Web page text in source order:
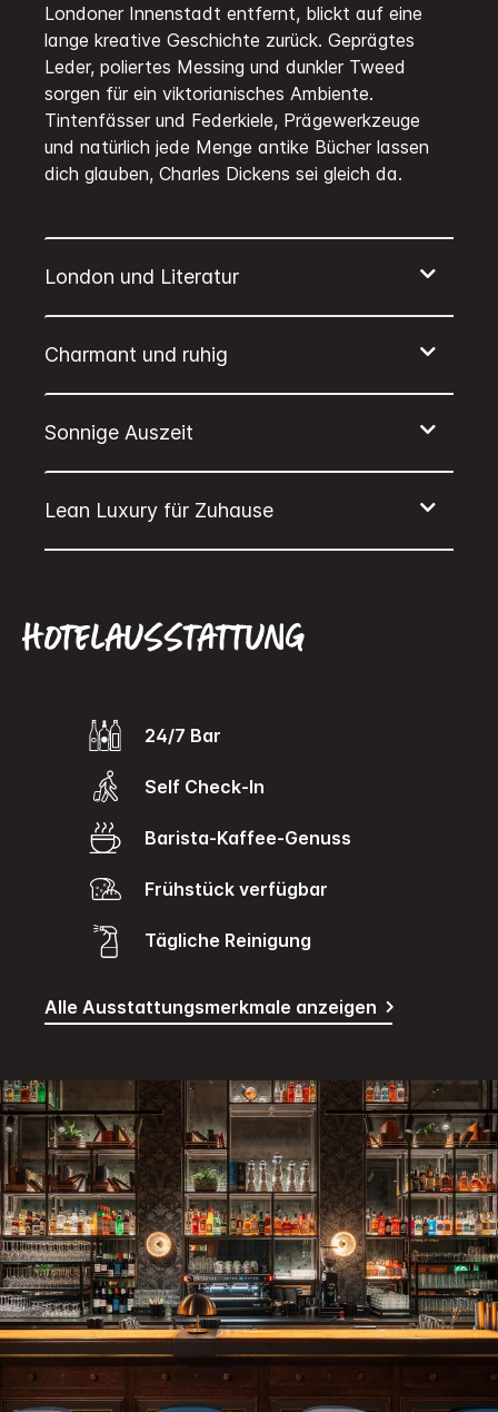
Londoner Innenstadt entfernt, blickt auf eine
lange kreative Geschichte zurück. Geprägtes
Leder, poliertes Messing und dunkler Tweed
sorgen für ein viktorianisches Ambiente.
Tintenfässer und Federkiele, Prägewerkzeuge
und natürlich jede Menge antike Bücher lassen
dich glauben, Charles Dickens sei gleich da.
Hotelausstattung
24/7 Bar
Self Check-In
Barista-Kaffee-Genuss
Frühstück verfügbar
Tägliche Reinigung
Alle Ausstattungsmerkmale anzeigen